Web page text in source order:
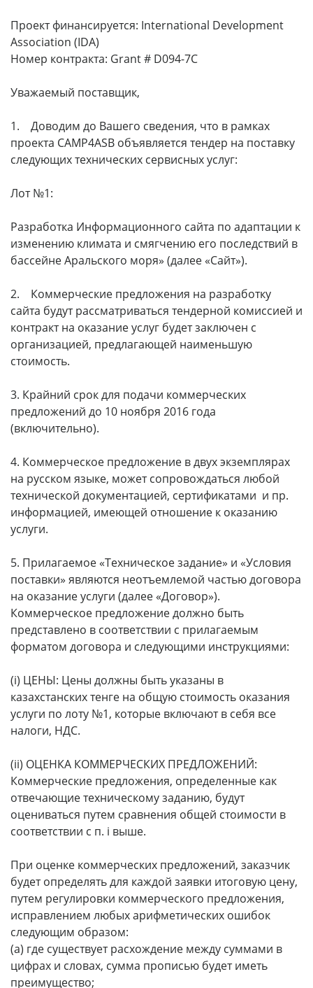
Проект финансируется: International Development
Association (IDA)
Номер контракта: Grant # D094-7C
Уважаемый поставщик,
1. Доводим до Вашего сведения, что в рамках
проекта CAMP4ASB объявляется тендер на поставку
следующих технических сервисных услуг:
Лот №1:
Разработка Информационного сайта по адаптации к
изменению климата и смягчению его последствий в
бассейне Аральского моря» (далее «Сайт»).
2. Коммерческие предложения на разработку
сайта будут рассматриваться тендерной комиссией и
контракт на оказание услуг будет заключен с
организацией, предлагающей наименьшую
стоимость.
3. Крайний срок для подачи коммерческих
предложений до 10 ноября 2016 года
(включительно).
4. Коммерческое предложение в двух экземплярах
на русском языке, может сопровождаться любой
технической документацией, сертификатами и пр.
информацией, имеющей отношение к оказанию
услуги.
5. Прилагаемое «Техническое задание» и «Условия
поставки» являются неотъемлемой частью договора
на оказание услуги (далее «Договор»).
Коммерческое предложение должно быть
представлено в соответствии с прилагаемым
форматом договора и следующими инструкциями:
(i) ЦЕНЫ: Цены должны быть указаны в
казахстанских тенге на общую стоимость оказания
услуги по лоту №1, которые включают в себя все
налоги, НДС.
(ii) ОЦЕНКА КОММЕРЧЕСКИХ ПРЕДЛОЖЕНИЙ:
Коммерческие предложения, определенные как
отвечающие техническому заданию, будут
оцениваться путем сравнения общей стоимости в
соответствии с п. i выше.
При оценке коммерческих предложений, заказчик
будет определять для каждой заявки итоговую цену,
путем регулировки коммерческого предложения,
исправлением любых арифметических ошибок
следующим образом:
(а) где существует расхождение между суммами в
цифрах и словах, сумма прописью будет иметь
преимущество;